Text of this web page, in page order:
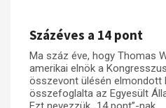
Százéves a 14 pont
Ma száz éve, hogy Thomas
amerikai elnök a
összevont ülésén elmondott
összefoglalta az Egyesült